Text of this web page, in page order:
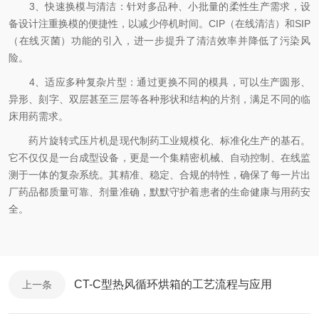
3、快速换模与清洁：针对多品种、小批量的柔性生产需求，设
备设计注重换模的便捷性，以减少停机时间。CIP（在线清洁）和SIP
（在线灭菌）功能的引入，进一步提升了清洁效率并降低了污染风
险。
4、适应多种复杂片型：通过更换不同的模具，可以生产圆形、
异形、刻字、双层甚至三层等各种形状和结构的片剂，满足不同的临
床用药需求。
药片旋转式压片机是现代制药工业规模化、标准化生产的基石。
它不仅仅是一台成型设备，更是一个集精密机械、自动控制、在线监
测于一体的复杂系统。其精准、稳定、合规的特性，确保了每一片出
厂药品都质量可靠、剂量准确，默默守护着患者的生命健康与用药安
全。
上一条 CT-C型热风循环烘箱的工艺流程与应用